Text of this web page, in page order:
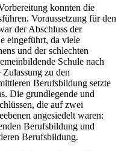
konnten die
Voraussetzung für den
der Abschluss der
eingeführt, da viele
und der schlechten
Schule nach
zu den
Berufsbildung setztе
Die grundlegende und
die auf zwei
angesiedelt waren:
Berufsbildung und
Berufsbildung.